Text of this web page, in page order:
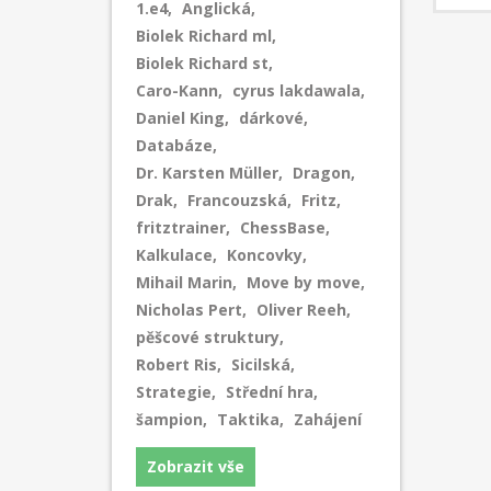
linie a
1.e4, Anglická,
Biolek Richard ml,
Biolek Richard st,
Caro-Kann, cyrus lakdawala,
Daniel King, dárkové,
Databáze,
Dr. Karsten Müller, Dragon,
Drak, Francouzská, Fritz,
fritztrainer, ChessBase,
Kalkulace, Koncovky,
Mihail Marin, Move by move,
Nicholas Pert, Oliver Reeh,
pěšcové struktury,
Robert Ris, Sicilská,
Strategie, Střední hra,
šampion, Taktika, Zahájení
Zobrazit vše